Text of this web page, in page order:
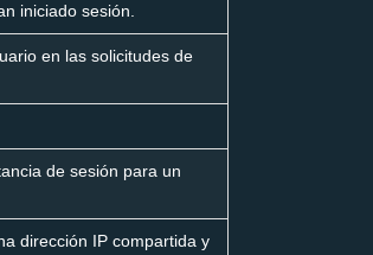
iniciado sesión.
en las solicitudes de
de sesión para un
dirección IP compartida y